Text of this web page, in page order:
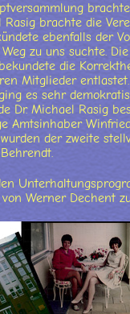
Rasig brachte die
ebenfalls der
zu uns suchte.
die
Mitglieder entlastet.
es sehr
Dr. Michael Rasig
Amtsinhaber
der zweite
Werner Dechent